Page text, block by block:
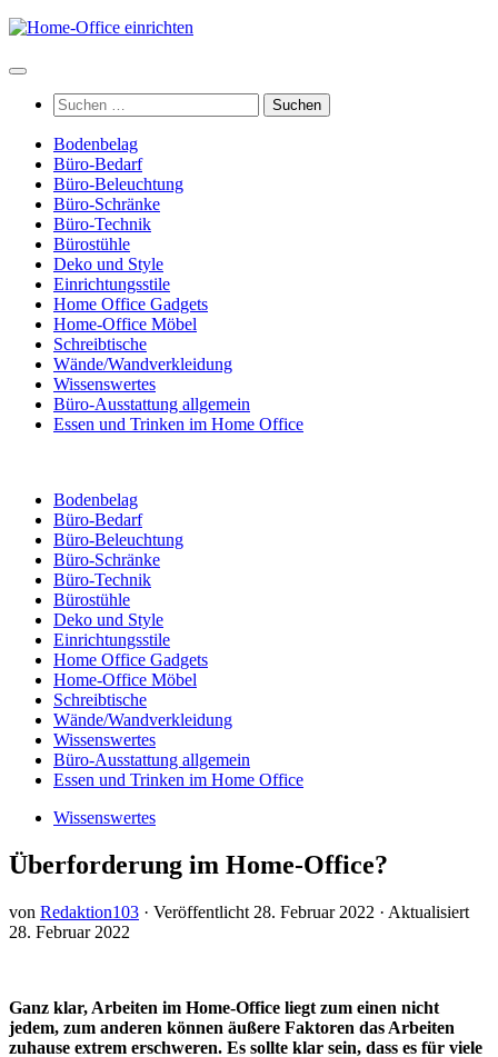
Zum
springen
Suchen
nach:
Bodenbelag
Büro-Bedarf
Büro-Beleuchtung
Büro-Schränke
Büro-Technik
Bürostühle
Deko und Style
Einrichtungsstile
Home Office Gadgets
Home-Office Möbel
Schreibtische
Wände/Wandverkleidung
Wissenswertes
Büro-Ausstattung allgemein
Essen und Trinken im Home Office
Bodenbelag
Büro-Bedarf
Büro-Beleuchtung
Büro-Schränke
Büro-Technik
Bürostühle
Deko und Style
Einrichtungsstile
Home Office Gadgets
Home-Office Möbel
Schreibtische
Wände/Wandverkleidung
Wissenswertes
Büro-Ausstattung allgemein
Essen und Trinken im Home Office
Wissenswertes
Überforderung im Home-Office?
von Redaktion103 · Veröffentlicht 28. Februar 2022 · Aktualisiert
28. Februar 2022
Ganz klar, Arbeiten im Home-Office liegt zum einen nicht
jedem, zum anderen können äußere Faktoren das Arbeiten
zuhause extrem erschweren. Es sollte klar sein, dass es für viele